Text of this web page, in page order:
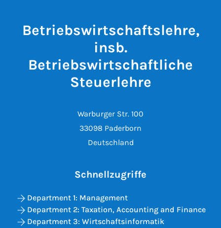
Betriebswirtschaftslehre,
insb.
Betriebswirtschaftliche
Steuerlehre
Warburger Str. 100
33098 Paderborn
Deutschland
Schnellzugriffe
Department 1: Management
Department 2: Taxation, Accounting and Finance
Department 3: Wirtschaftsinformatik